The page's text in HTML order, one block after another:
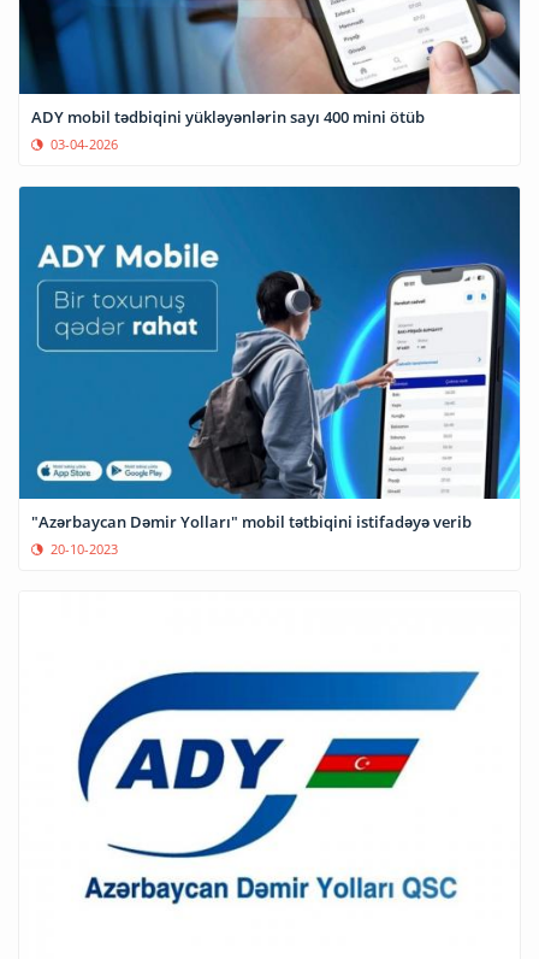
ADY mobil tədbiqini yükləyənlərin sayı 400 mini ötüb
03-04-2026
"Azərbaycan Dəmir Yolları" mobil tətbiqini istifadəyə verib
20-10-2023